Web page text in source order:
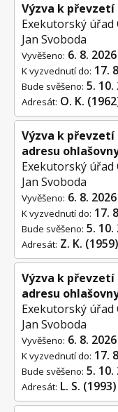
Výzva k převzetí
Exekutorský
Jan Svoboda
Vyvěšeno: 6. 8. 2026
Adresát: O. K.
K vyzvednutí do: 17.
Bude svěšeno: 5. 10.
Výzva k
adresu
Exekutorský
Jan Svoboda
Vyvěšeno: 6. 8. 2026
Adresát: Z. K. (1959)
K vyzvednutí do: 17.
Bude svěšeno: 5. 10.
Výzva k
adresu
Exekutorský
Jan Svoboda
Vyvěšeno: 6. 8. 2026
Adresát: L. S. (1993)
K vyzvednutí do: 17.
Bude svěšeno: 5. 10.